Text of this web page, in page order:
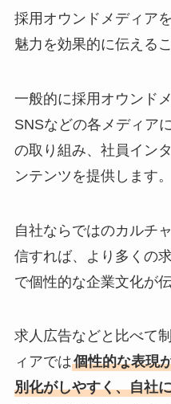
採用オウンドメディア
魅力を効果的に伝える
一般的に採用オウンド
SNSなどの各メディア
の取り組み、社員イン
ンテンツを提供します。
自社ならではのカルチ
信すれば、より多くの
で個性的な企業文化が
求人広告などと比べて
ィアでは個性的な表現
別化がしやすく、自社